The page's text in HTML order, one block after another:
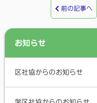
前の記事へ
お知らせ
区社協からのお知らせ